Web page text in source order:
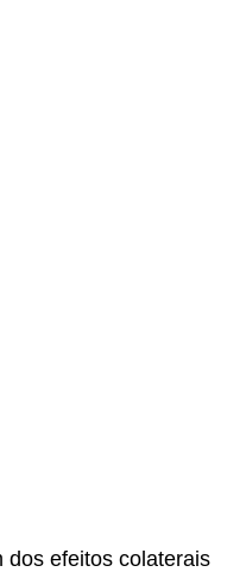
dos efeitos colaterais